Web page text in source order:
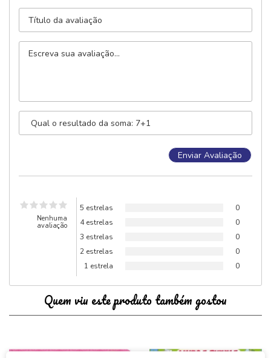
Nenhuma
avaliação
5 estrelas
0
4 estrelas
0
3 estrelas
0
2 estrelas
0
1 estrela
0
Quem viu este produto também gostou